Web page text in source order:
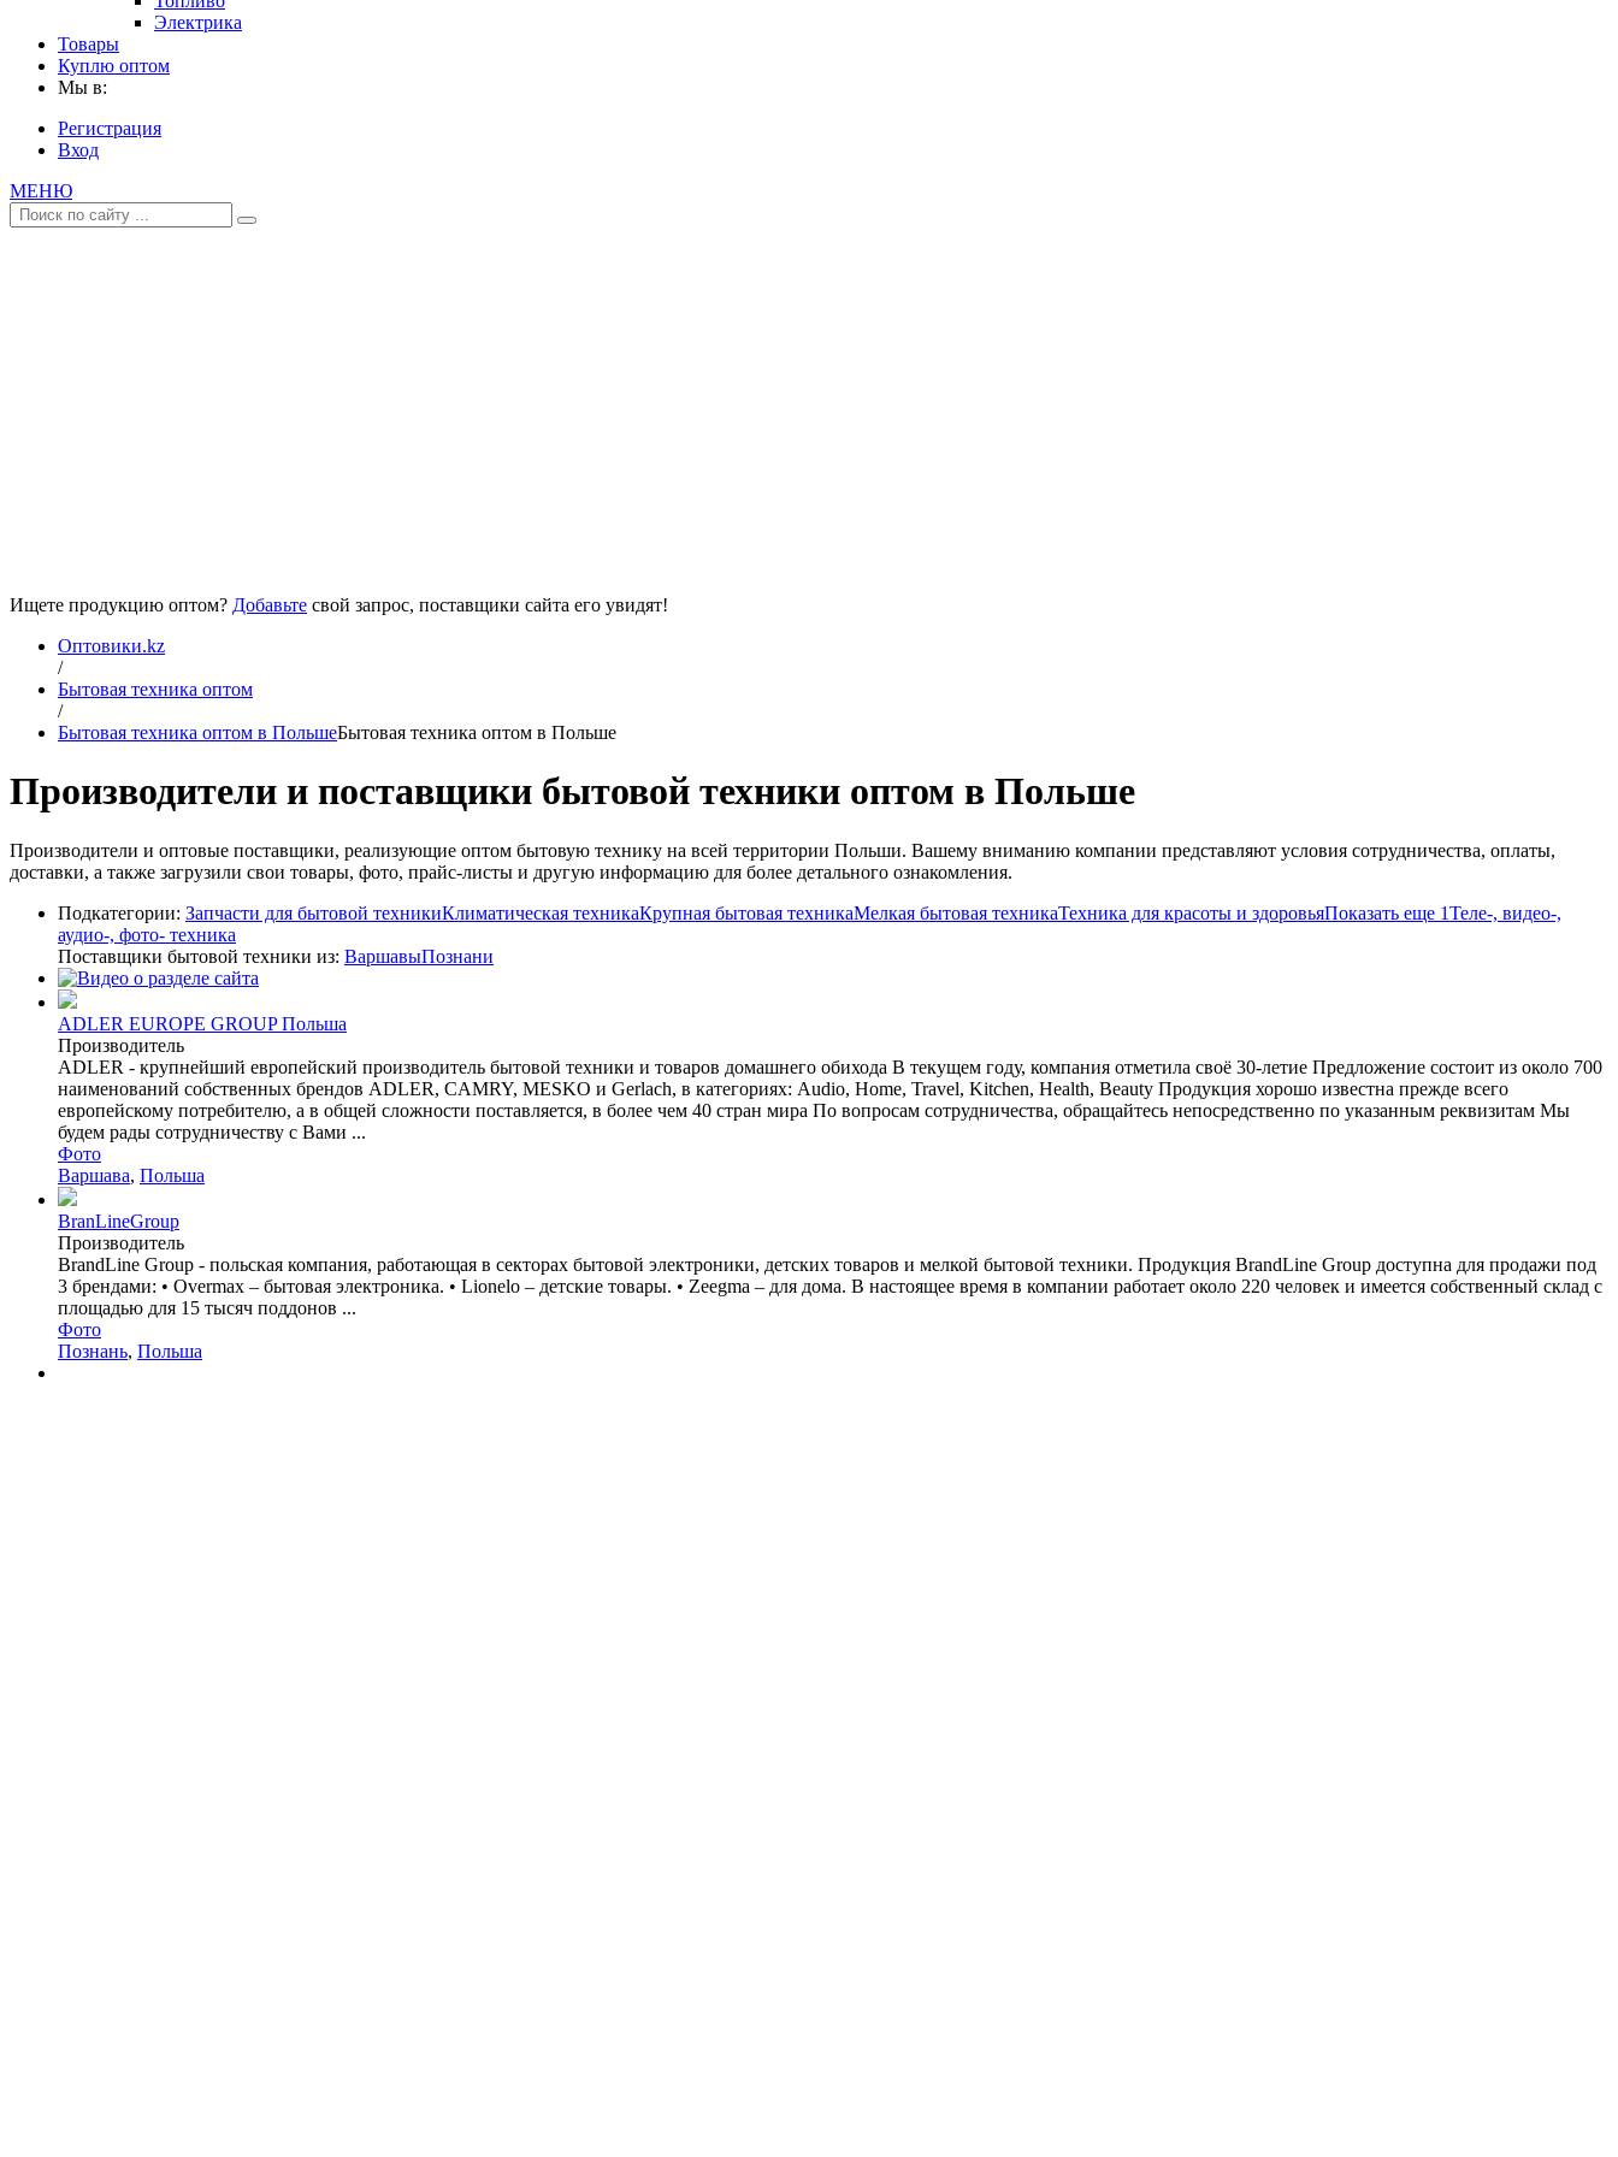
Электрика
Товары
Куплю оптом
Мы в:
Регистрация
Вход
МЕНЮ
Ищете продукцию оптом? Добавьте свой запрос, поставщики сайта его увидят!
Оптовики.kz
/
Бытовая техника оптом
/
Бытовая техника оптом в ПольшеБытовая техника оптом в Польше
Производители и поставщики бытовой техники оптом в Польше
Производители и оптовые поставщики, реализующие оптом бытовую технику на всей территории Польши. Вашему вниманию компании представляют условия сотрудничества, оплаты,
доставки, а также загрузили свои товары, фото, прайс-листы и другую информацию для более детального ознакомления.
Подкатегории: Запчасти для бытовой техникиКлиматическая техникаКрупная бытовая техникаМелкая бытовая техникаТехника для красоты и здоровьяПоказать еще 1Теле-, видео-,
аудио-, фото- техника
Поставщики бытовой техники из: ВаршавыПознани
ADLER EUROPE GROUP Польша
Производитель
ADLER - крупнейший европейский производитель бытовой техники и товаров домашнего обихода В текущем году, компания отметила своё 30-летие Предложение состоит из около 700
наименований собственных брендов ADLER, CAMRY, MESKO и Gerlach, в категориях: Audio, Home, Travel, Kitchen, Health, Beauty Продукция хорошо известна прежде всего
европейскому потребителю, а в общей сложности поставляется, в более чем 40 стран мира По вопросам сотрудничества, обращайтесь непосредственно по указанным реквизитам Мы
будем рады сотрудничеству с Вами ...
Фото
Варшава, Польша
BranLineGroup
Производитель
BrandLine Group - польская компания, работающая в секторах бытовой электроники, детских товаров и мелкой бытовой техники. Продукция BrandLine Group доступна для продажи под
3 брендами: • Overmax – бытовая электроника. • Lionelo – детские товары. • Zeegma – для дома. В настоящее время в компании работает около 220 человек и имеется собственный склад c
площадью для 15 тысяч поддонов ...
Фото
Познань, Польша